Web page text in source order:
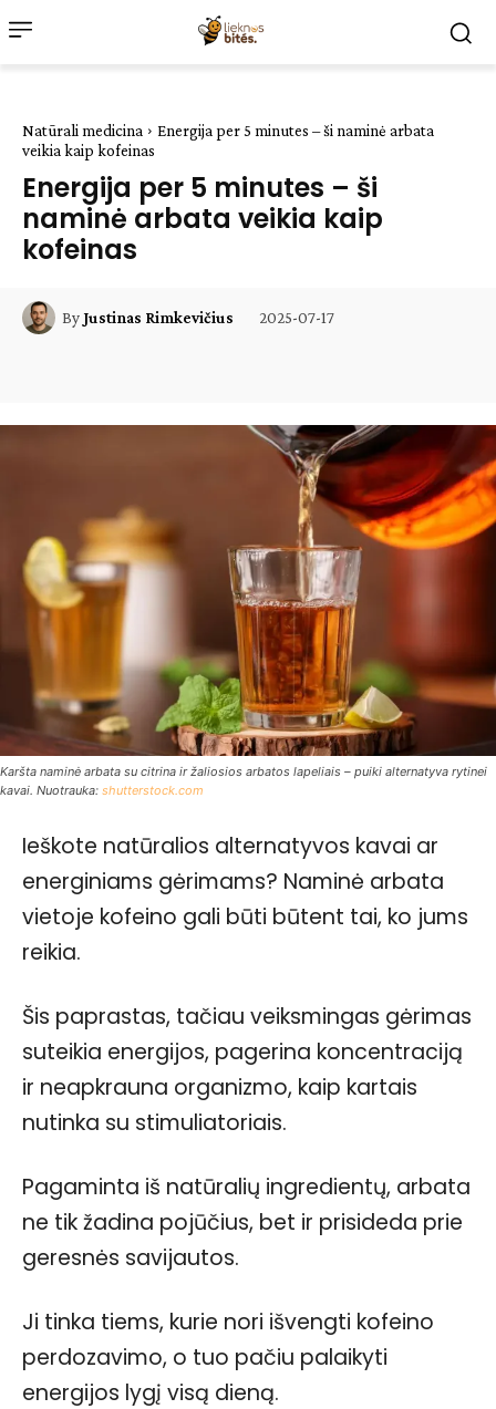
Natūrali medicina
Energija per 5 minutes – ši naminė arbata
veikia kaip kofeinas
Energija per 5 minutes – ši
naminė arbata veikia kaip
kofeinas
ByJustinas Rimkevičius 2025-07-17
Karšta naminė arbata su citrina ir žaliosios arbatos lapeliais – puiki alternatyva rytinei
kavai. Nuotrauka: shutterstock.com
Ieškote natūralios alternatyvos kavai ar
energiniams gėrimams? Naminė arbata
vietoje kofeino gali būti būtent tai, ko jums
reikia.
Šis paprastas, tačiau veiksmingas gėrimas
suteikia energijos, pagerina koncentraciją
ir neapkrauna organizmo, kaip kartais
nutinka su stimuliatoriais.
Pagaminta iš natūralių ingredientų, arbata
ne tik žadina pojūčius, bet ir prisideda prie
geresnės savijautos.
Ji tinka tiems, kurie nori išvengti kofeino
perdozavimo, o tuo pačiu palaikyti
energijos lygį visą dieną.